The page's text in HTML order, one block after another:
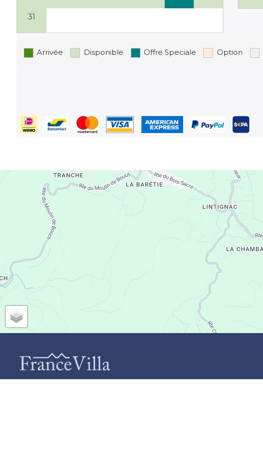
31
Arrivée Disponible Offre Speciale Option